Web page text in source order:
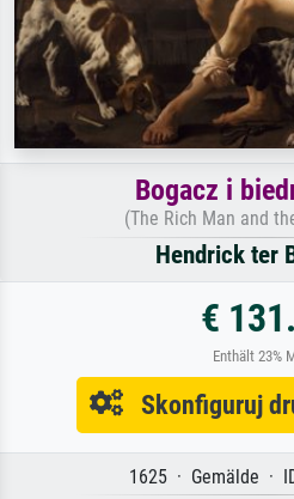
Bogacz i
(The Rich Man and
Hendrick ter
€
Enthält 23%
Skonfiguruj
1625 · Gemälde ·